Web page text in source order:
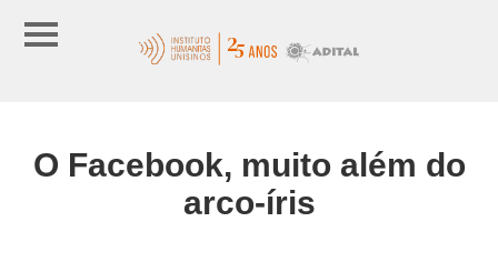
O Facebook, muito além do
arco-íris